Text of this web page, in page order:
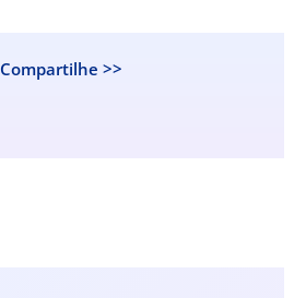
Compartilhe >>